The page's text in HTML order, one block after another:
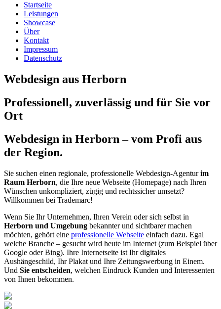
Startseite
Leistungen
Showcase
Über
Kontakt
Impressum
Datenschutz
Webdesign aus Herborn
Professionell, zuverlässig und für Sie vor
Ort
Webdesign in Herborn – vom Profi aus
der Region.
Sie suchen einen regionale, professionelle Webdesign-Agenturim
Raum Herborn, die Ihre neue Webseite (Homepage) nach Ihren
Wünschen unkompliziert, zügig und rechtssicher umsetzt?
Willkommen bei Trademarc!
Wenn Sie Ihr Unternehmen, Ihren Verein oder sich selbst in
Herborn und Umgebung bekannter und sichtbarer machen
möchten, gehört eine professionelle Webseite einfach dazu. Egal
welche Branche – gesucht wird heute im Internet (zum Beispiel über
Google oder Bing). Ihre Internetseite ist Ihr digitales
Aushängeschild, Ihr Plakat und Ihre Zeitungswerbung in Einem.
Und Sie entscheiden, welchen Eindruck Kunden und Interessenten
von Ihnen bekommen.